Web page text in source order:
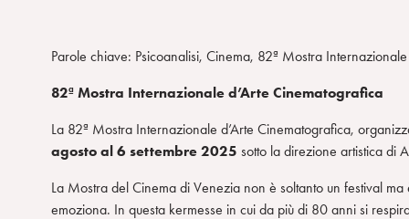
Parole chiave: Psicoanalisi, Cinema, 82ª Mostra
82ª Mostra Internazionale d’Arte Cinematografica
La 82ª Mostra Internazionale d’Arte Cinematografica,
agosto al 6 settembre 2025 sotto la direzione artistica di
La Mostra del Cinema di Venezia non è soltanto un festival
emoziona. In questa kermesse in cui da più di 80 anni si